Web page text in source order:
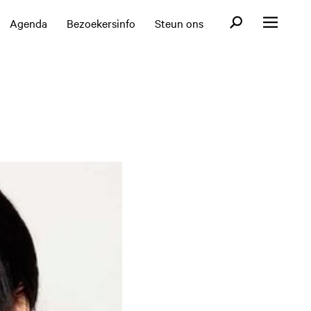
Agenda Bezoekersinfo Steun ons OpenOpen menu